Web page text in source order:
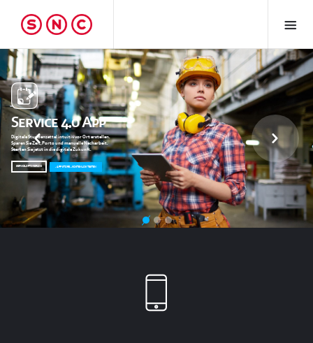
Service 4.0 App
Digitale Stundenzettel intuitiv vor Ort erstellen.
Sparen Sie Zeit, Porto und manuelle Nacharbeit.
Starten Sie jetzt in die digitale Zukunft.
SERVICE-OPTIMIERUNG APP STORE - KOSTENLOS TESTEN